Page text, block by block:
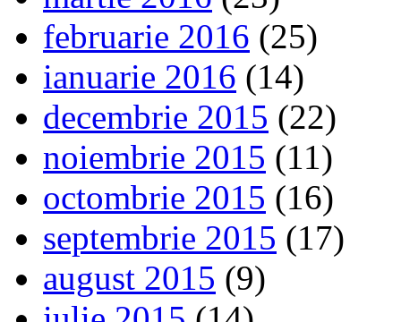
februarie 2016 (25)
ianuarie 2016 (14)
decembrie 2015 (22)
noiembrie 2015 (11)
octombrie 2015 (16)
septembrie 2015 (17)
august 2015 (9)